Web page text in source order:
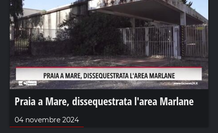
Praia a Mare, dissequestrata l'area Marlane
04 novembre 2024